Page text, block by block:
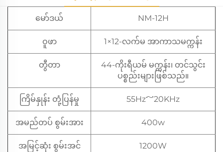
မော်ဒယ် NM-12H
ဝူဖာ 1×12-လက်မ အာကာသမက္ကန်း
တွီတာ
44-ကိုးရီယမ် မက္ကန်း၊ တင်သွင်း
ပစ္စည်းများဖြစ်သည်။
ကြိမ်နှုန်း တုံ့ပြန်မှု 55Hz～20KHz
အမည်တပ် စွမ်းအား 400w
အမြင့်ဆုံး စွမ်းအင် 1200W